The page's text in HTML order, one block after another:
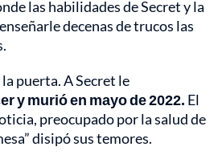
las habilidades de Secret y la
decenas de trucos las
puerta. A Secret le
y murió en mayo de 2022. El
preocupado por la salud de
disipó sus temores.